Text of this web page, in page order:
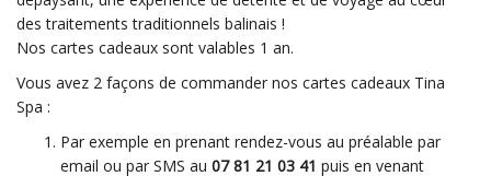
des traitements traditionnels balinais !
Nos cartes cadeaux sont valables 1 an.
Vous avez 2 façons de commander nos cartes cadeaux Tina
Spa :
Par exemple en prenant rendez-vous au préalable par
email ou par SMS au 07 81 21 03 41 puis en venant